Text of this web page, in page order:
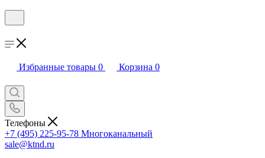
Избранные товары 0 Корзина 0
Телефоны
+7 (495) 225-95-78 Многоканальный
sale@ktnd.ru